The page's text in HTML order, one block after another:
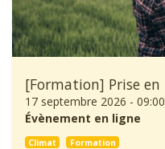
17 septembre 2026 - 09:00
Évènement en ligne
Climat Formation